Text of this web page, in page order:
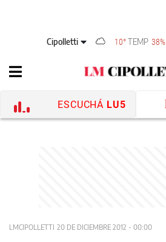
Cipolletti 10°TEMP 38%
ESCUCHÁ LU5
LMCIPOLLETTI 20 DE DICIEMBRE 2012 - 00:00